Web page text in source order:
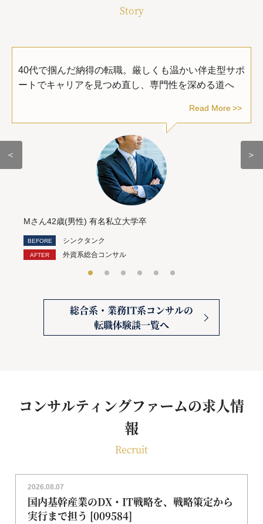
Story
＜
40代で掴んだ納得の転職。厳しくも温かい伴走型サポ
ートでキャリアを見つめ直し、専門性を深める道へ
Read More
Mさん42歳(男性) 有名私立大学卒
シンクタンク
外資系総合コンサル
＞
総合系・業務IT系コンサルの
転職体験談一覧へ
コンサルティングファームの求人情
報
Recruit
2026.08.07
国内基幹産業のDX・IT戦略を、戦略策定から
実行まで担う [009584]